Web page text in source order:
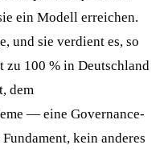
ein Modell erreichen.
und sie verdient es, so
zu 100 % in Deutschland
dem
— eine Governance-
kein anderes